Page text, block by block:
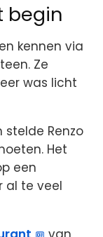
begin
kennen via
Ze
was licht
Renzo
Het
een
al te veel